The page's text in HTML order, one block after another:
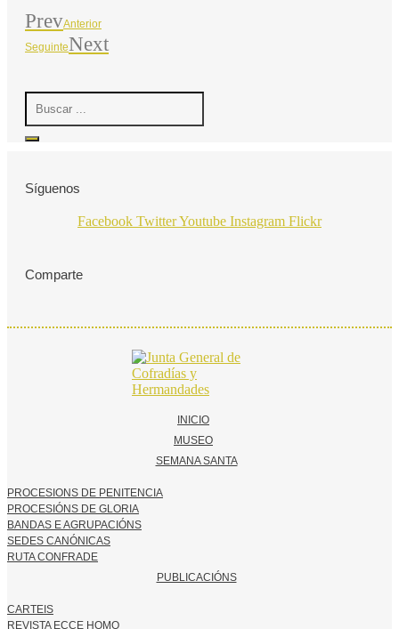
PrevAnterior
SeguinteNext
Search
Síguenos
Facebook TwitterYoutube Instagram Flickr
Comparte
INICIO
MUSEO
SEMANA SANTA
PROCESIONS DE PENITENCIA
PROCESIÓNS DE GLORIA
BANDAS E AGRUPACIÓNS
SEDES CANÓNICAS
RUTA CONFRADE
PUBLICACIÓNS
CARTEIS
REVISTA ECCE HOMO